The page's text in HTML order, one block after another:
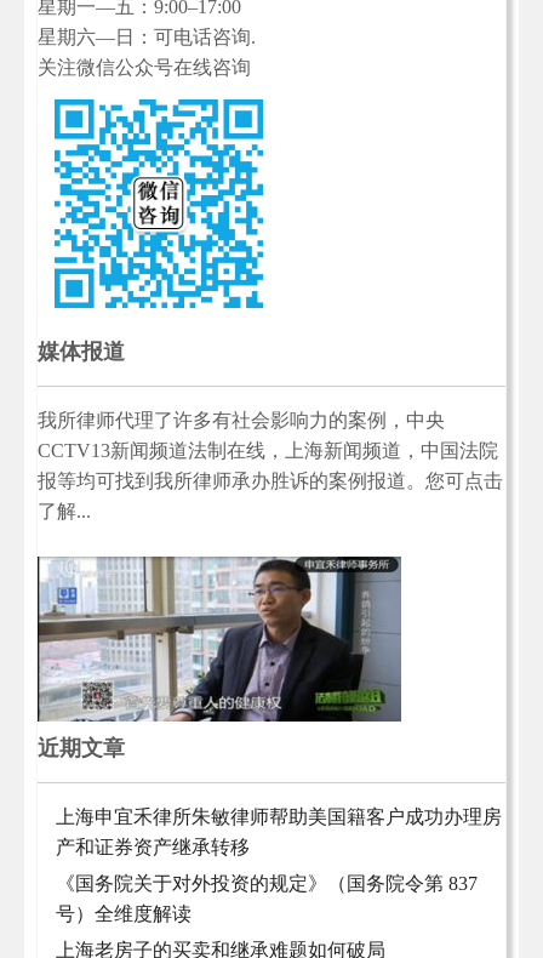
星期一—五：9:00–17:00
星期六—日：可电话咨询.
关注微信公众号在线咨询
媒体报道
我所律师代理了许多有社会影响力的案例，中央
CCTV13新闻频道法制在线，上海新闻频道，中国法院
报等均可找到我所律师承办胜诉的案例报道。您可点击
了解...
近期文章
上海申宜禾律所朱敏律师帮助美国籍客户成功办理房
产和证券资产继承转移
《国务院关于对外投资的规定》（国务院令第 837
号）全维度解读
上海老房子的买卖和继承难题如何破局